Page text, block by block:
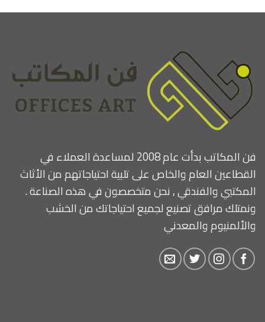
فن المكاتب بدأت عام 2008 لمساعدة العملاء في
القطاعين العام والخاص على تلبية احتياجاتهم من الأثاث
المكتبي والفندقي , نحن متخصصون في هذه الصناعة .
ونمتلك مرافق تصنيع لجميع احتياجاتك من الخشب
والألمنيوم والمعدني